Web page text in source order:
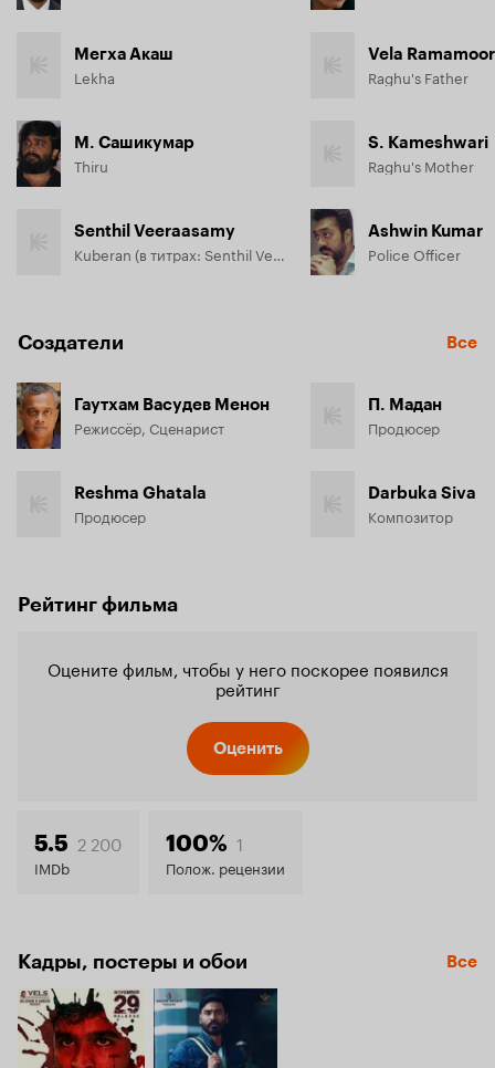
Мегха Акаш
Lekha
М. Сашикумар
Thiru
Senthil Veeraasamy
Vela
Raghu's Father
S. Kameshwari
Raghu's Mother
Ashwin Kumar
Police Officer
Создатели Все
Гаутхам Васудев Менон
Режиссёр, Сценарист
Reshma Ghatala
Продюсер
П. Мадан
Продюсер
Darbuka Siva
Композитор
Рейтинг фильма
Оцените фильм, чтобы у него поскорее появился
рейтинг
Оценить
5.5 2 200
IMDb
100% 1
Полож. рецензии
Кадры, постеры и обои Все